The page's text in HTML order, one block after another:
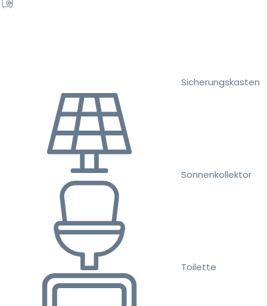
Sicherungskasten
Sonnenkollektor
Toilette